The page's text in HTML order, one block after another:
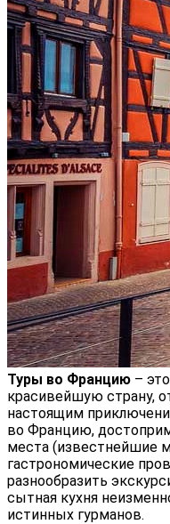
Туры во Францию –
красивейшую страну,
настоящим
во Францию,
места (известнейшие
гастрономические
разнообразить
сытная кухня
истинных гурманов.